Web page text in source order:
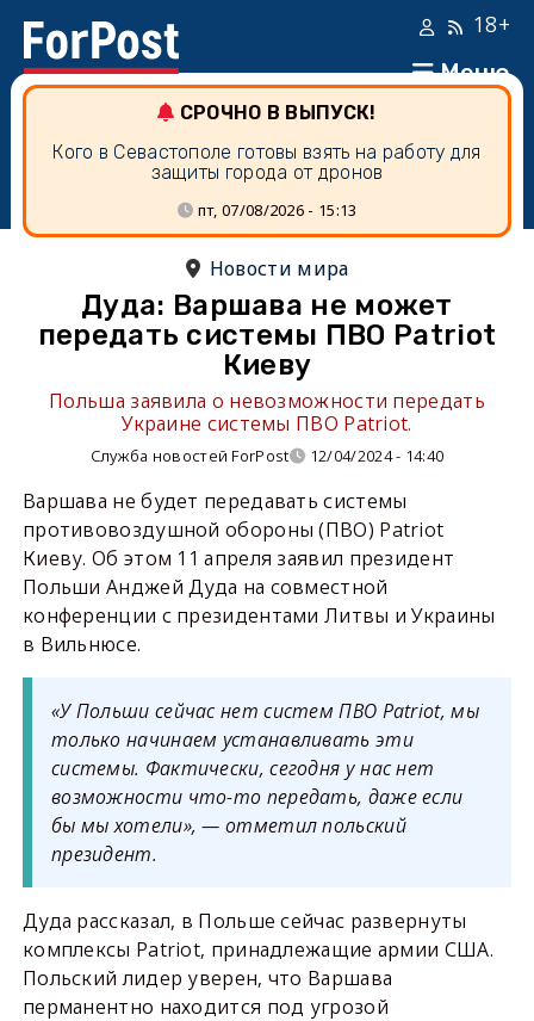
Меню
18+
СРОЧНО В ВЫПУСК!
Кого в Севастополе готовы взять на работу для
защиты города от дронов
пт, 07/08/2026 - 15:13
Новости мира
Дуда: Варшава не может
передать системы ПВО Patriot
Киеву
Польша заявила о невозможности передать
Украине системы ПВО Patriot.
Служба новостей ForPost 12/04/2024 - 14:40
Варшава не будет передавать системы
противовоздушной обороны (ПВО) Patriot
Киеву. Об этом 11 апреля заявил президент
Польши Анджей Дуда на совместной
конференции с президентами Литвы и Украины
в Вильнюсе.
«У Польши сейчас нет систем ПВО Patriot, мы
только начинаем устанавливать эти
системы. Фактически, сегодня у нас нет
возможности что-то передать, даже если
бы мы хотели», — отметил польский
президент.
Дуда рассказал, в Польше сейчас развернуты
комплексы Patriot, принадлежащие армии США.
Польский лидер уверен, что Варшава
перманентно находится под угрозой